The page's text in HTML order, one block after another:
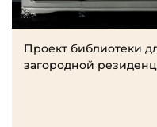
Проект библиотеки
загородной